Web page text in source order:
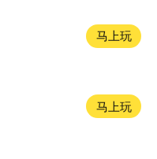
马上玩
马上玩